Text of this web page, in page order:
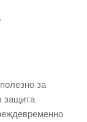
за
защита